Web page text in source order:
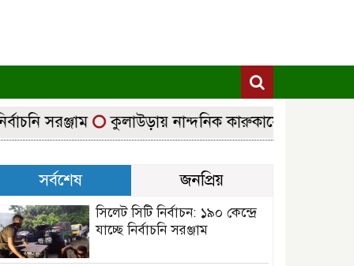
সরঞ্জাম কুলাউড়ায় নান্দনিক কারুকার্যের শিব মন্দির
সর্বশেষ জনপ্রিয়
সিলেট সিটি নির্বাচন: ১৯০ কেন্দ্রে
যাচ্ছে নির্বাচনি সরঞ্জাম